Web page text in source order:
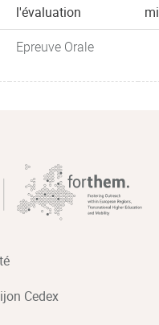
l'évaluation
Epreuve Orale
Cedex